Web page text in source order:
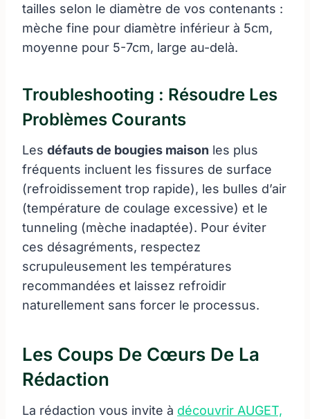
tailles selon le diamètre de vos contenants :
mèche fine pour diamètre inférieur à 5cm,
moyenne pour 5-7cm, large au-delà.
Troubleshooting : Résoudre Les
Problèmes Courants
Les défauts de bougies maison les plus
fréquents incluent les fissures de surface
(refroidissement trop rapide), les bulles d’air
(température de coulage excessive) et le
tunneling (mèche inadaptée). Pour éviter
ces désagréments, respectez
scrupuleusement les températures
recommandées et laissez refroidir
naturellement sans forcer le processus.
Les Coups De Cœurs De La
Rédaction
La rédaction vous invite à découvrir AUGET,